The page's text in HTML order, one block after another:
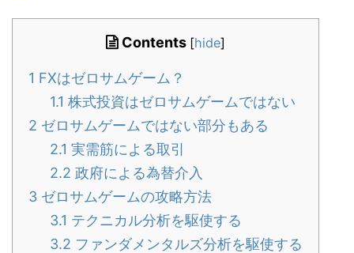
Contents [hide]
1 FXはゼロサムゲーム？
1.1 株式投資はゼロサムゲームではない
2 ゼロサムゲームではない部分もある
2.1 実需筋による取引
2.2 政府による為替介入
3 ゼロサムゲームの攻略方法
3.1 テクニカル分析を駆使する
3.2 ファンダメンタルズ分析を駆使する